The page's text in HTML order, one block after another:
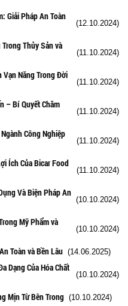
Giải Pháp An Toàn
(12.10.2024)
Trong Thủy Sản và
(11.10.2024)
Vạn Năng Trong Đời
(11.10.2024)
– Bí Quyết Chăm
(11.10.2024)
Công Nghiệp
(11.10.2024)
Ích Của Bicar Food
(11.10.2024)
Và Biện Pháp An
(10.10.2024)
Mỹ Phẩm và
(10.10.2024)
Toàn và Bền Lâu (14.06.2025)
Dạng Của Hóa Chất
(10.10.2024)
Mịn Từ Bên Trong (10.10.2024)